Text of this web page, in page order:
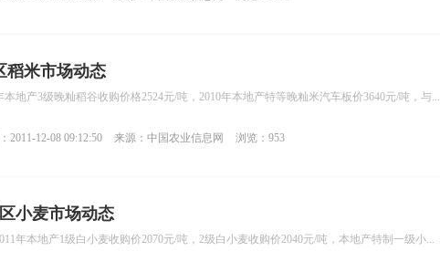
稻米市场动态
地产3级晚籼稻谷收购价格2524元/吨，2010年本地产特等晚籼米汽车板价3640元/吨，与...
2011-12-08 09:12:50 来源：中国农业信息网 浏览：953
小麦市场动态
年本地产1级白小麦收购价2070元/吨，2级白小麦收购价2040元/吨，本地产特制一级小...